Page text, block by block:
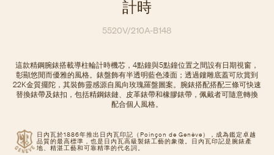
計時
5520V/210A-B148
日內瓦於1886年推出日內瓦印記（Poinçon de Genève），成為鑑定卓越
品質的最高標準，也是日內瓦高級製錶工藝的象徵。日內瓦印記是腕錶產
地、精湛工藝和可靠精準的代名詞。
這款精鋼腕錶搭載導柱輪計時機芯，4點鐘與5點鐘位置之間設有日期視窗，
彰顯悠閒而優雅的風格。錶盤飾有半透明藍色漆面；透過鏤雕底蓋可欣賞到
22K金質擺陀，其裝飾靈感源自風向玫瑰羅盤圖案。腕錶搭配搭配三條可快速
替換錶帶及錶扣，包括精鋼錶鏈、皮革錶帶和橡膠錶帶，佩戴者可隨意轉換
配合個人風格。